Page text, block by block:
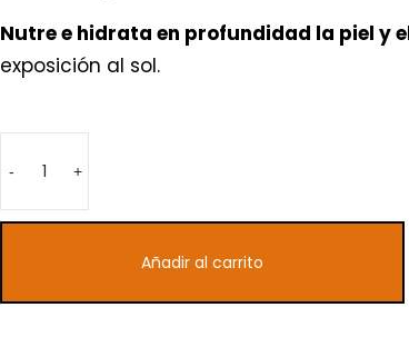
Nutre e hidrata en profundidad la piel y
exposición al sol.
- +
Añadir al carrito